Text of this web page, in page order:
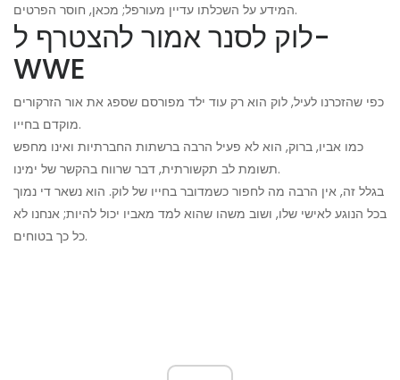
המידע על השכלתו עדיין מעורפל; מכאן, חוסר הפרטים.
לוק לסנר אמור להצטרף ל-
WWE
כפי שהזכרנו לעיל, לוק הוא רק עוד ילד מפורסם שספג את אור הזרקורים
מוקדם בחייו.
כמו אביו, ברוק, הוא לא פעיל הרבה ברשתות החברתיות ואינו מחפש
תשומת לב תקשורתית, דבר שרווח בהקשר של ימינו.
בגלל זה, אין הרבה מה לחפור כשמדובר בחייו של לוק. הוא נשאר די נמוך
בכל הנוגע לאישי שלו, ושוב משהו שהוא למד מאביו יכול להיות; אנחנו לא
כל כך בטוחים.